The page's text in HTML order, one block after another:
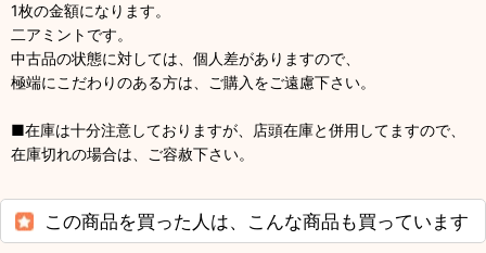
1枚の金額になります。
二アミントです。
中古品の状態に対しては、個人差がありますので、
極端にこだわりのある方は、ご購入をご遠慮下さい。
■在庫は十分注意しておりますが、店頭在庫と併用してますので、
在庫切れの場合は、ご容赦下さい。
この商品を買った人は、こんな商品も買っています